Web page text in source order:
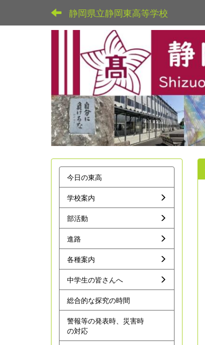
静岡県立静岡東高等学校
今日の東高
学校案内
部活動
進路
各種案内
中学生の皆さんへ
総合的な探究の時間
警報等の発表時、災害時
の対応